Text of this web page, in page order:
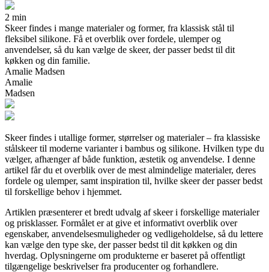
2 min
Skeer findes i mange materialer og former, fra klassisk stål til
fleksibel silikone. Få et overblik over fordele, ulemper og
anvendelser, så du kan vælge de skeer, der passer bedst til dit
køkken og din familie.
Amalie Madsen
Amalie
Madsen
Skeer findes i utallige former, størrelser og materialer – fra klassiske
stålskeer til moderne varianter i bambus og silikone. Hvilken type du
vælger, afhænger af både funktion, æstetik og anvendelse. I denne
artikel får du et overblik over de mest almindelige materialer, deres
fordele og ulemper, samt inspiration til, hvilke skeer der passer bedst
til forskellige behov i hjemmet.
Artiklen præsenterer et bredt udvalg af skeer i forskellige materialer
og prisklasser. Formålet er at give et informativt overblik over
egenskaber, anvendelsesmuligheder og vedligeholdelse, så du lettere
kan vælge den type ske, der passer bedst til dit køkken og din
hverdag. Oplysningerne om produkterne er baseret på offentligt
tilgængelige beskrivelser fra producenter og forhandlere.